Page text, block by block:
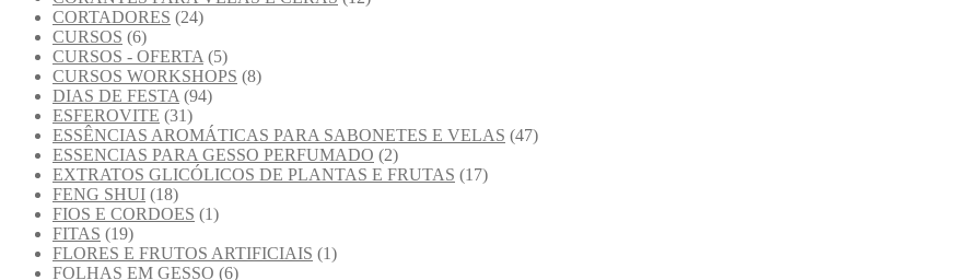
CORTADORES (24)
CURSOS (6)
CURSOS - OFERTA (5)
CURSOS WORKSHOPS (8)
DIAS DE FESTA (94)
ESFEROVITE (31)
ESSÊNCIAS AROMÁTICAS PARA SABONETES E VELAS (47)
ESSENCIAS PARA GESSO PERFUMADO (2)
EXTRATOS GLICÓLICOS DE PLANTAS E FRUTAS (17)
FENG SHUI (18)
FIOS E CORDOES (1)
FITAS (19)
FLORES E FRUTOS ARTIFICIAIS (1)
FOLHAS EM GESSO (6)